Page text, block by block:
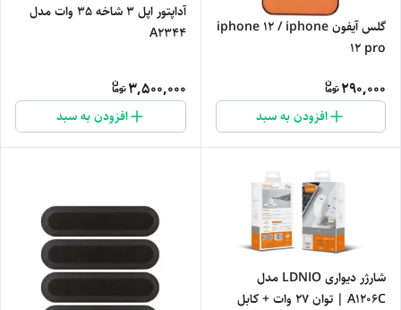
گلس آیفون iphone 12 / iphone
12 pro
290,000
افزودن به سبد
آداپتور اپل 3 شاخه 35 وات مدل
A2344
3,500,000
افزودن به سبد
شارژر دیواری LDNIO مدل
A1206C | توان ۲۷ وات + کابل